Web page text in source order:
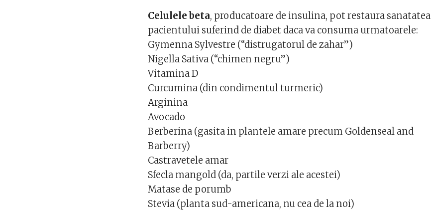
Celulele beta, producatoare de insulina, pot restaura sanatatea
pacientului suferind de diabet daca va consuma urmatoarele:
Gymenna Sylvestre (“distrugatorul de zahar”)
Nigella Sativa (“chimen negru”)
Vitamina D
Curcumina (din condimentul turmeric)
Arginina
Avocado
Berberina (gasita in plantele amare precum Goldenseal and
Barberry)
Castravetele amar
Sfecla mangold (da, partile verzi ale acestei)
Matase de porumb
Stevia (planta sud-americana, nu cea de la noi)